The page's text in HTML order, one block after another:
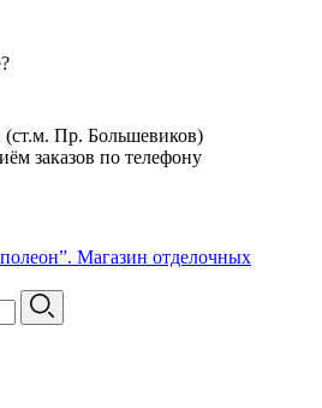
?
(ст.м. Пр. Большевиков)
заказов по телефону